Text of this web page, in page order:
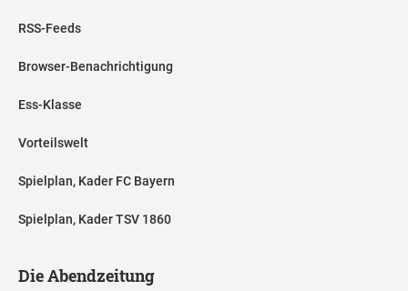
RSS-Feeds
Browser-Benachrichtigung
Ess-Klasse
Vorteilswelt
Spielplan, Kader FC Bayern
Spielplan, Kader TSV 1860
Die Abendzeitung